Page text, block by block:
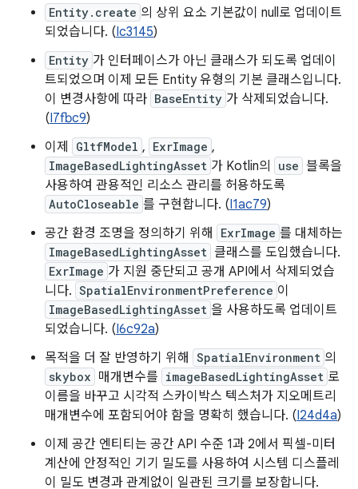
Entity.create 의 상위 요소 기본값이 null로 업데이트
되었습니다. (Ic3145)
Entity 가 인터페이스가 아닌 클래스가 되도록 업데이
트되었으며 이제 모든 Entity 유형의 기본 클래스입니다.
이 변경사항에 따라 BaseEntity 가 삭제되었습니다.
(I7fbc9)
이제
GltfModel , ExrImage ,
ImageBasedLightingAsset 가 Kotlin의 use 블록을
사용하여 관용적인 리소스 관리를 허용하도록
AutoCloseable 를 구현합니다. (I1ac79)
공간 환경 조명을 정의하기 위해
ExrImage 를 대체하는
ImageBasedLightingAsset 클래스를 도입했습니다.
ExrImage 가 지원 중단되고 공개 API에서 삭제되었습
니다. SpatialEnvironmentPreference 이
ImageBasedLightingAsset 을 사용하도록 업데이트
되었습니다. (I6c92a)
목적을 더 잘 반영하기 위해
SpatialEnvironment 의
skybox 매개변수를 imageBasedLightingAsset 로
이름을 바꾸고 시각적 스카이박스 텍스처가 지오메트리
매개변수에 포함되어야 함을 명확히 했습니다. (I24d4a)
이제 공간 엔티티는 공간 API 수준 1과 2에서 픽셀-미터
계산에 안정적인 기기 밀도를 사용하여 시스템 디스플레
이 밀도 변경과 관계없이 일관된 크기를 보장합니다.